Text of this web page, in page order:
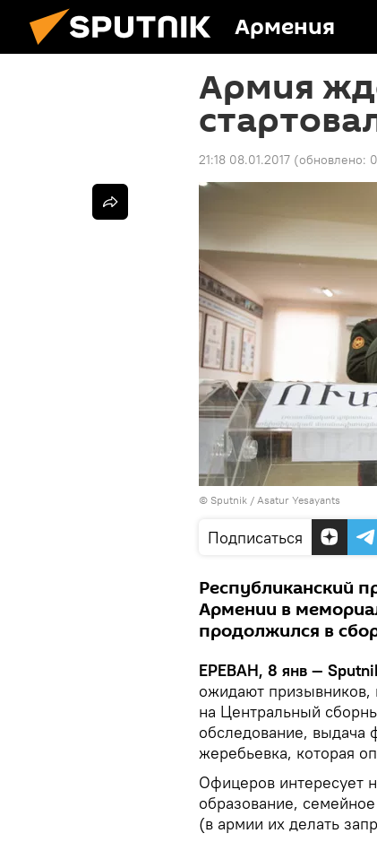
Армения
Армия
21:18 08.01.2017 (обновлено:
© Sputnik / Asatur Yesayants
Подписаться
Республиканский
Армении в
продолжился в
ЕРЕВАН, 8 янв —
ожидают призывников,
на Центральный
обследование, выдача
жеребьевка, которая
Офицеров интересует
образование,
(в армии их делать